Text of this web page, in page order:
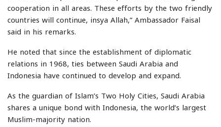
cooperation in all areas. These efforts by the two friendly
countries will continue, insya Allah,” Ambassador Faisal
said in his remarks.
He noted that since the establishment of diplomatic
relations in 1968, ties between Saudi Arabia and
Indonesia have continued to develop and expand.
As the guardian of Islam’s Two Holy Cities, Saudi Arabia
shares a unique bond with Indonesia, the world’s largest
Muslim-majority nation.